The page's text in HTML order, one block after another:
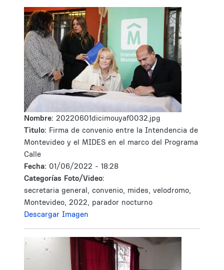
Nombre: 20220601dicimouyaf0032.jpg
Tìtulo: Firma de convenio entre la Intendencia de
Montevideo y el MIDES en el marco del Programa
Calle
Fecha: 01/06/2022 - 18:28
Categorías Foto/Video:
secretaria general, convenio, mides, velodromo,
Montevideo, 2022, parador nocturno
Descargar Imagen